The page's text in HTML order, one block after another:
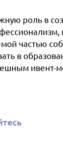
роль в
частью
в